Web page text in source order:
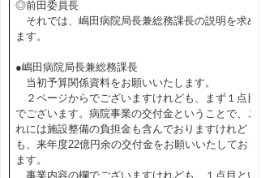
◎前田委員長
それでは、嶋田病院局長兼総務課長の説明を求め
ます。
●嶋田病院局長兼総務課長
当初予算関係資料をお願いいたします。
２ページからでございますけれども、まず１点目
でございます。病院事業の交付金ということで、こ
れには施設整備の負担金も含んでおりますけれど
も、来年度22億円余の交付金をお願いいたしており
ます。
事業内容の欄でございますけれども、１点目とい